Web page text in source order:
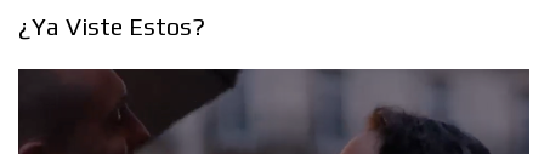
¿Ya Viste Estos?